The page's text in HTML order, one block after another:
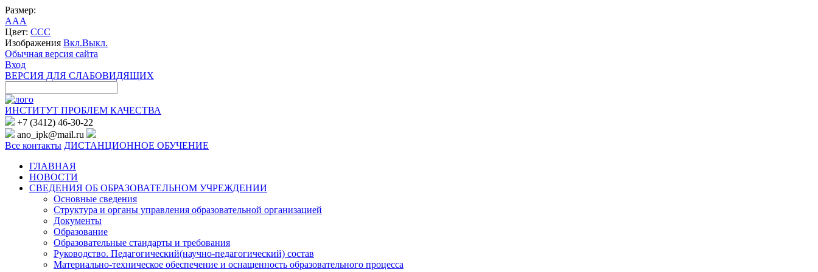
Размер:
AAA
Цвет: CCC
Изображения Вкл.Выкл.
Обычная версия сайта
Вход
ВЕРСИЯ ДЛЯ СЛАБОВИДЯЩИХ
ИНСТИТУТ ПРОБЛЕМ КАЧЕСТВА
+7 (3412) 46-30-22
ano_ipk@mail.ru
Все контакты ДИСТАНЦИОННОЕ ОБУЧЕНИЕ
ГЛАВНАЯ
НОВОСТИ
СВЕДЕНИЯ ОБ ОБРАЗОВАТЕЛЬНОМ УЧРЕЖДЕНИИ
Основные сведения
Структура и органы управления образовательной организацией
Документы
Образование
Образовательные стандарты и требования
Руководство. Педагогический(научно-педагогический) состав
Материально-техническое обеспечение и оснащенность образовательного процесса